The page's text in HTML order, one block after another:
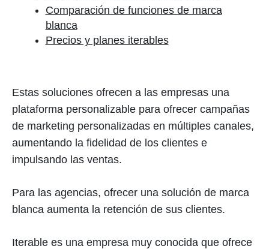
Comparación de funciones de marca
blanca
Precios y planes iterables
Estas soluciones ofrecen a las empresas una
plataforma personalizable para ofrecer campañas
de marketing personalizadas en múltiples canales,
aumentando la fidelidad de los clientes e
impulsando las ventas.
Para las agencias, ofrecer una solución de marca
blanca aumenta la retención de sus clientes.
Iterable es una empresa muy conocida que ofrece